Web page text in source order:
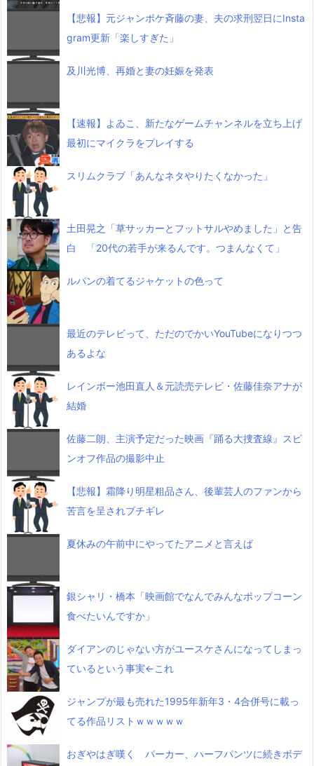
【悲報】元ジャンポケ斉藤の妻、夫の求刑翌日にInsta
gram更新「楽しすぎた」
及川光博、再婚と妻の妊娠を発表
【速報】よゐこ、新たなゲームチャンネルを立ち上げ
最初にマイクラをプレイする
スリムクラブ「あんなネタやりたくなかった」
土田晃之「草サッカーとフットサルやめました」と告
白 「20代の若手が来るんです。つまんなくて」
ルパンの着てるジャケットの色って
最近のテレビって、ただのでかいYouTubeになりつつ
あるよな
レインボー池田直人＆元読売テレビ・佐藤佳奈アナが
結婚
佐藤二朗、主演予定だった映画『踊る大捜査線』スピ
ンオフ作品の撮影中止
【悲報】霜降り明星粗品さん、後輩芸人のファンから
苦言を呈されブチギレ
夏休みの午前中にやってたアニメと言えば
銀シャリ・橋本「映画館でなんでみんなポップコーン
食べたいんですか」
ダイアンのじゃない方がユースケさんになってしまっ
ているという事実←これ
ジャンプが最も売れた1995年新年3・4合併号に載っ
てる作品リストｗｗｗｗｗ
おぎやはぎ嘆く パーカー、ハーフパンツに続きボデ